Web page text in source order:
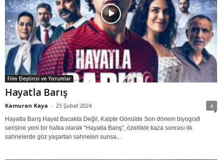
Film Eleştirisi ve Yorumlar
Hayatla Barış
Kamuran Kaya - 25 Şubat 2024 4
Hayatla Barış Hayat Bacakta Değil, Kalpte Gönülde Son dönem biyografi
serisine yeni bir halka olarak “Hayatla Barış”, özellikle kaza sonrası ilk
sahnelerde göz yaşartan sahneleri sunsa...